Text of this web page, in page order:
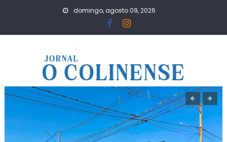
domingo, agosto 09, 2026